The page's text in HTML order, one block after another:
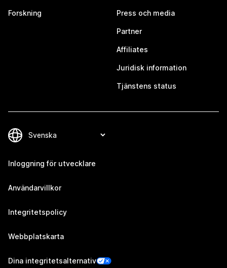
Forskning Press och media
Partner
Affiliates
Juridisk information
Tjänstens status
Inloggning för utvecklare
Användarvillkor
Integritetspolicy
Webbplatskarta
Dina integritetsalternativ